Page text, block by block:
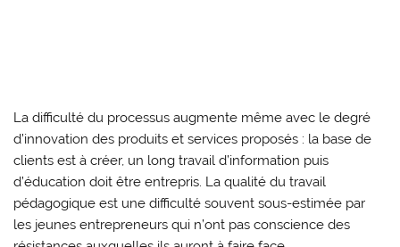
La difficulté du processus augmente même avec le degré
d’innovation des produits et services proposés : la base de
clients est à créer, un long travail d’information puis
d’éducation doit être entrepris. La qualité du travail
pédagogique est une difficulté souvent sous-estimée par
les jeunes entrepreneurs qui n’ont pas conscience des